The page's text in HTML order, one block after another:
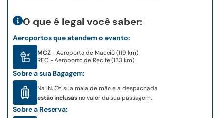
O que é legal você saber:
Aeroportos que atendem o evento:
MCZ - Aeroporto de Maceió (119 km)
REC - Aeroporto de Recife (133 km)
Sobre a sua Bagagem:
Na INJOY sua mala de mão e a despachada
estão inclusasno valor da sua passagem.
Sobre a Reserva: